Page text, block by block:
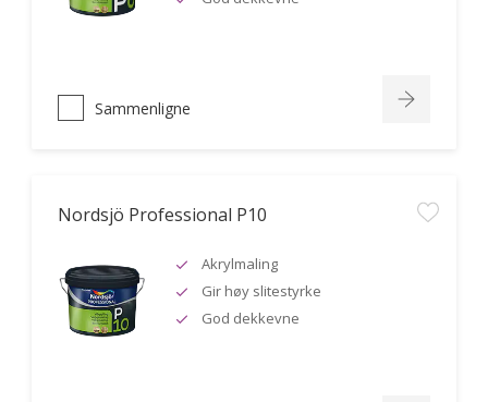
Sammenligne
Nordsjö Professional P10
Akrylmaling
Gir høy slitestyrke
God dekkevne